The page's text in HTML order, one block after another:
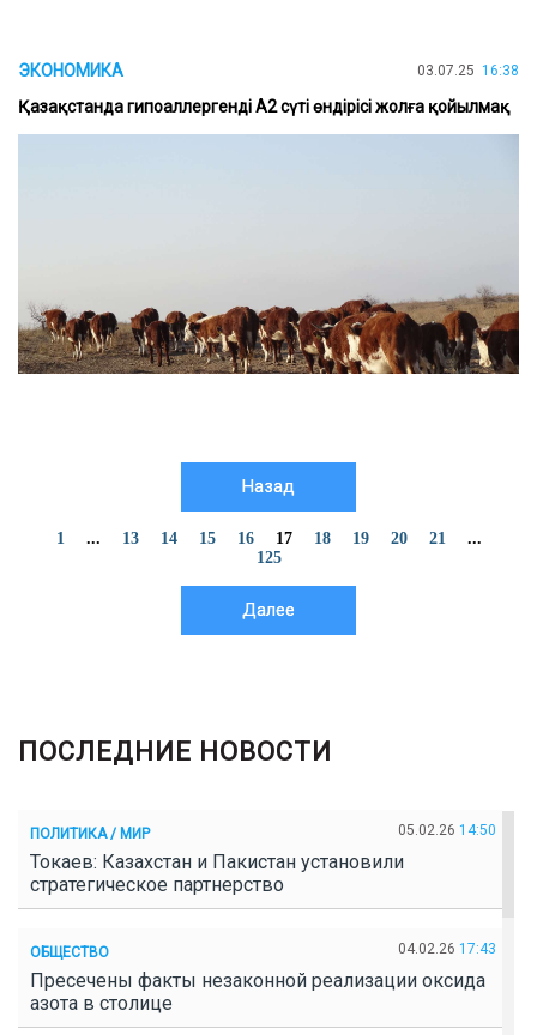
ЭКОНОМИКА 03.07.25 16:38
Қазақстанда гипоаллергенді A2 сүті өндірісі жолға қойылмақ
Назад
1 ... 13 14 15 16 17 18 19 20 21
...
125
Далее
ПОСЛЕДНИЕ НОВОСТИ
ПОЛИТИКА / МИР 05.02.26 14:50
Токаев: Казахстан и Пакистан установили
стратегическое партнерство
ОБЩЕСТВО 04.02.26 17:43
Пресечены факты незаконной реализации оксида
азота в столице